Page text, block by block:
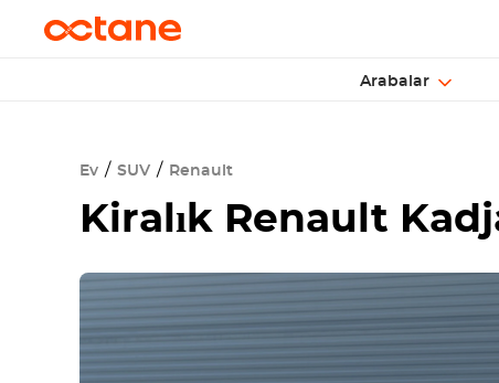
Arabalar
Ev SUV Renault
Kiralık Renault